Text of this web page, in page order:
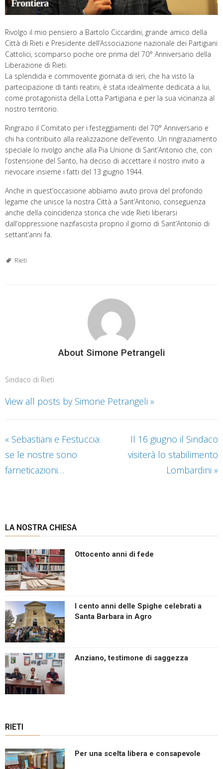
Rivolgo il mio pensiero a Bartolo Ciccardini, grande amico della
Città di Rieti e Presidente dell’Associazione nazionale dei Partigiani
Cattolici, scomparso poche ore prima del 70° Anniversario della
Liberazione di Rieti.
La splendida e commovente giornata di ieri, che ha visto la
partecipazione di tanti reatini, è stata idealmente dedicata a lui,
come protagonista della Lotta Partigiana e per la sua vicinanza al
nostro territorio.
Ringrazio il Comitato per i festeggiamenti del 70° Anniversario e
chi ha contribuito alla realizzazione dell’evento. Un ringraziamento
speciale lo rivolgo anche alla Pia Unione di Sant’Antonio che, con
l’ostensione del Santo, ha deciso di accettare il nostro invito a
rievocare insieme i fatti del 13 giugno 1944.
Anche in quest’occasione abbiamo avuto prova del profondo
legame che unisce la nostra Città a Sant’Antonio, conseguenza
anche della coincidenza storica che vide Rieti liberarsi
dall’oppressione nazifascista proprio il giorno di Sant’Antonio di
settant’anni fa.
Rieti
About Simone Petrangeli
Sindaco di Rieti
View all posts by Simone Petrangeli »
« Sebastiani e Festuccia:
se le nostre sono
farneticazioni…
Il 16 giugno il Sindaco
visiterà lo stabilimento
Lombardini »
LA NOSTRA CHIESA
Ottocento anni di fede
I cento anni delle Spighe celebrati a
Santa Barbara in Agro
Anziano, testimone di saggezza
RIETI
Per una scelta libera e consapevole